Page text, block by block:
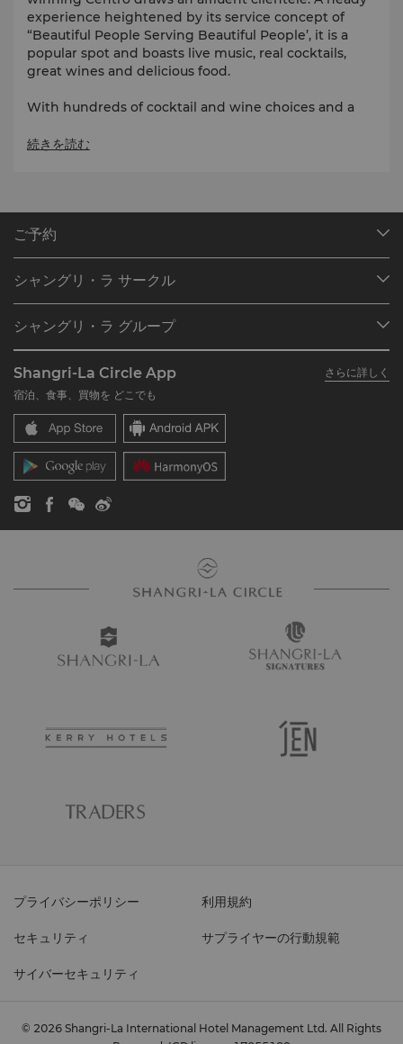
experience heightened by its service concept of
“Beautiful People Serving Beautiful People’, it is a
popular spot and boasts live music, real cocktails,
great wines and delicious food.
With hundreds of cocktail and wine choices and a
an extensive selection of New and Old World wines,
mojitos…the list goes on and on. Guests can even try
the Centro Star creations concocted by Centro’s very
続きを読む
ご予約
ご予約の検索
レストラン＆バー
シャングリ・ラ サークル
シャングリ・ラ サークルに入会
よくあるお問合せや質問
SLCに関するお問い合わせ
シャングリ・ラ グループ
シャングリ・ラ ブランド
シャングリ・ラ センター
レジデンス
お問い合わせ
採用情報
企業の社会的責任
ニュース
Shangri-La Circle App
さらに詳しく
宿泊、食事、買物を どこでも
プライバシーポリシー 利用規約
セキュリティ サプライヤーの行動規範
サイバーセキュリティ
© 2026 Shangri-La International Hotel Management Ltd. All Rights